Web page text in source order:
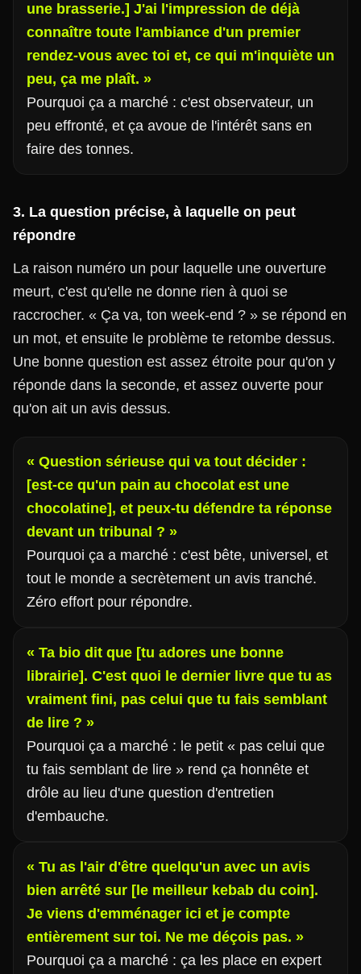
une brasserie.] J'ai l'impression de déjà
connaître toute l'ambiance d'un premier
rendez-vous avec toi et, ce qui m'inquiète un
peu, ça me plaît. »
Pourquoi ça a marché : c'est observateur, un
peu effronté, et ça avoue de l'intérêt sans en
faire des tonnes.
3. La question précise, à laquelle on peut
répondre
La raison numéro un pour laquelle une ouverture
meurt, c'est qu'elle ne donne rien à quoi se
raccrocher. « Ça va, ton week-end ? » se répond en
un mot, et ensuite le problème te retombe dessus.
Une bonne question est assez étroite pour qu'on y
réponde dans la seconde, et assez ouverte pour
qu'on ait un avis dessus.
« Question sérieuse qui va tout décider :
[est-ce qu'un pain au chocolat est une
chocolatine], et peux-tu défendre ta réponse
devant un tribunal ? »
Pourquoi ça a marché : c'est bête, universel, et
tout le monde a secrètement un avis tranché.
Zéro effort pour répondre.
« Ta bio dit que [tu adores une bonne
librairie]. C'est quoi le dernier livre que tu as
vraiment fini, pas celui que tu fais semblant
de lire ? »
Pourquoi ça a marché : le petit « pas celui que
tu fais semblant de lire » rend ça honnête et
drôle au lieu d'une question d'entretien
d'embauche.
« Tu as l'air d'être quelqu'un avec un avis
bien arrêté sur [le meilleur kebab du coin].
Je viens d'emménager ici et je compte
entièrement sur toi. Ne me déçois pas. »
Pourquoi ça a marché : ça les place en expert